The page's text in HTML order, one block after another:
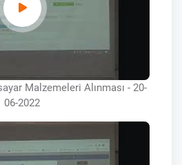
Malzemeleri Alınması - 20-
06-2022